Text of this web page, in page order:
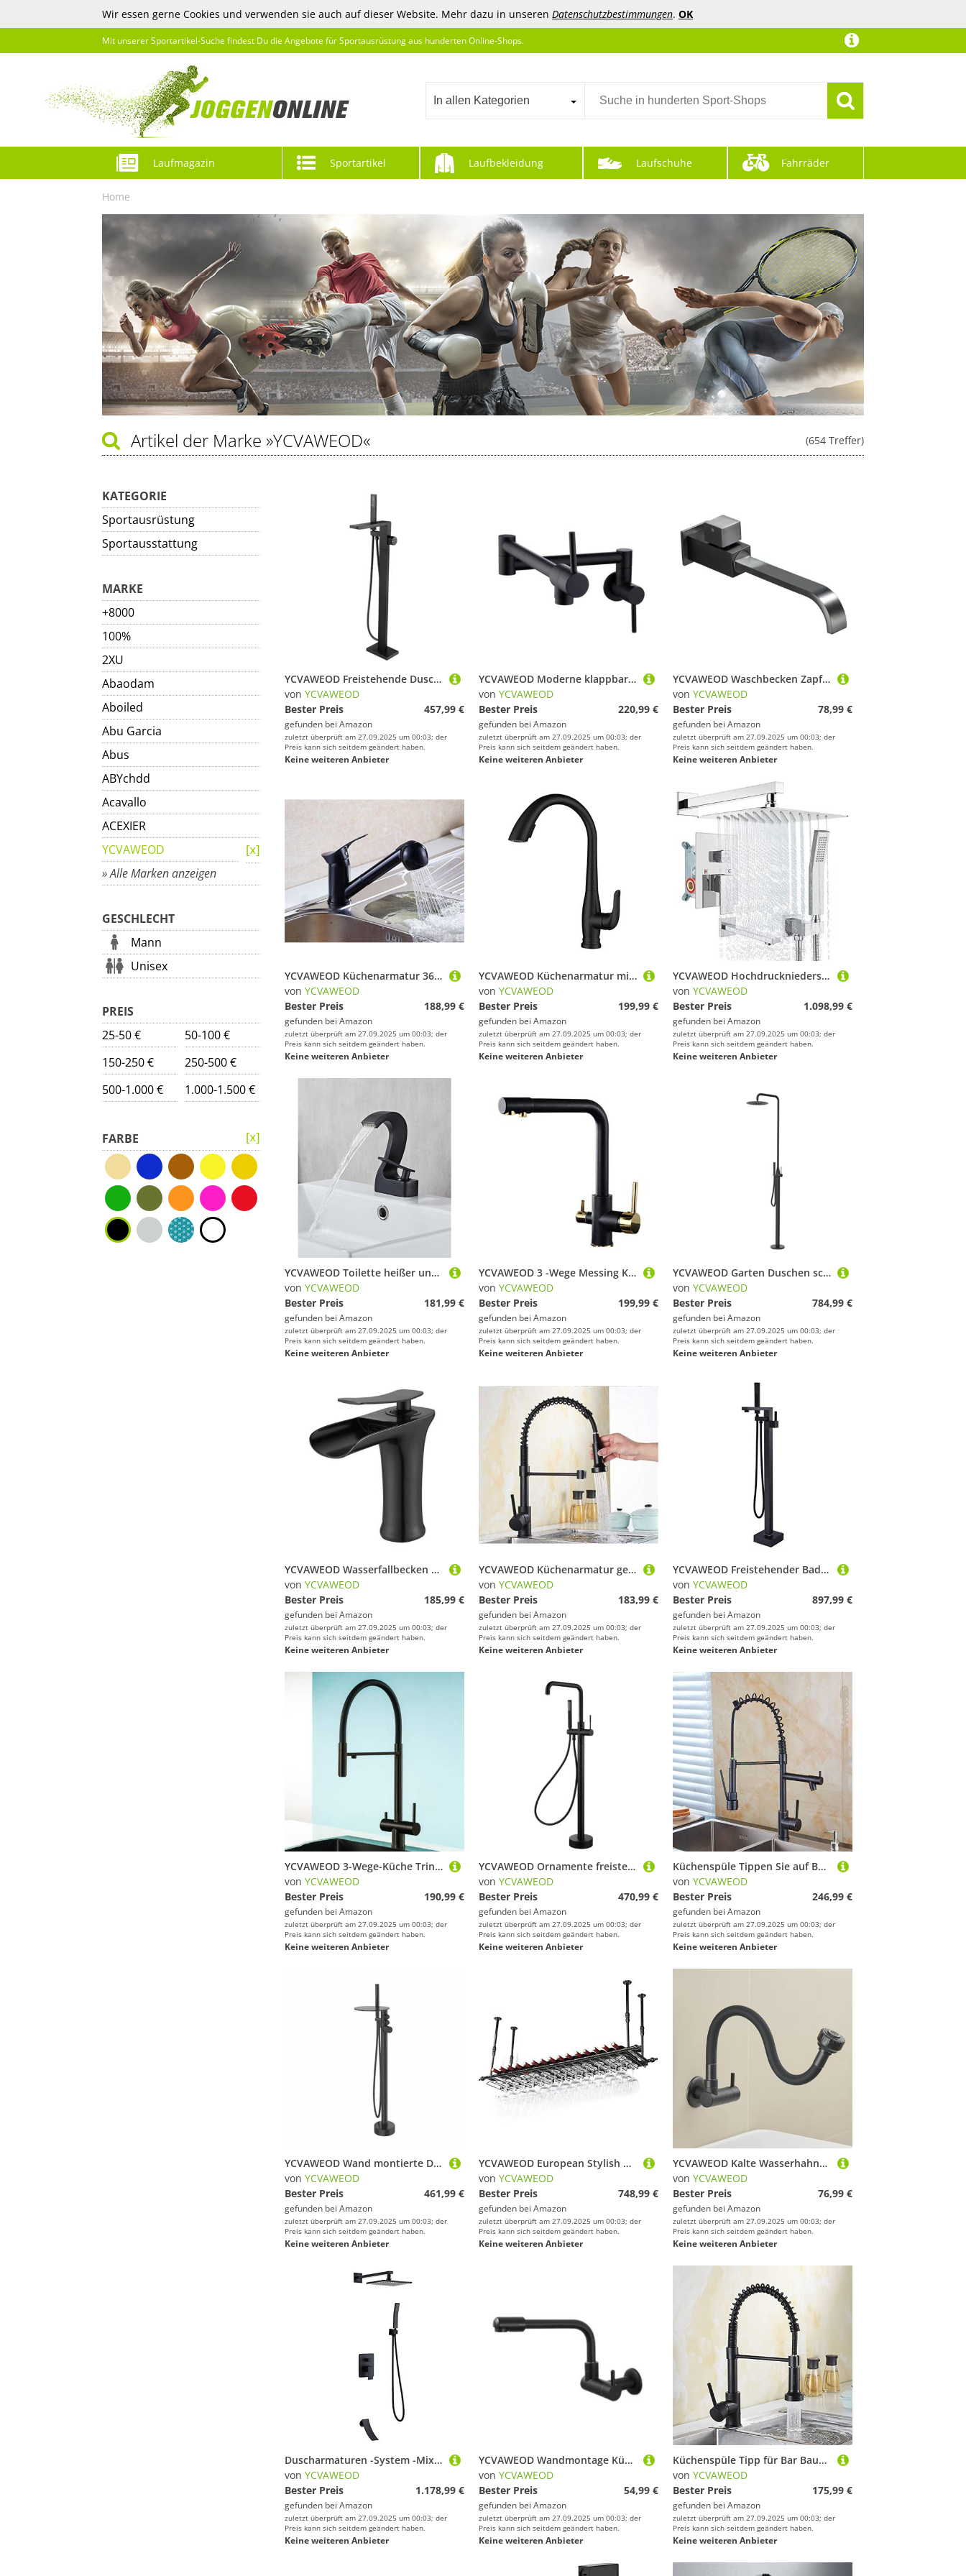
Wir essen gerne Cookies und verwenden sie auch auf dieser Website. Mehr dazu in unseren Datenschutzbestimmungen. OK
Mit unserer Sportartikel-Suche findest Du die Angebote für Sportausrüstung aus hunderten Online-Shops.
In allen Kategorien
Laufmagazin Sportartikel Laufbekleidung Laufschuhe Fahrräder
Home
(654 Treffer)
Artikel der Marke »YCVAWEOD«
KATEGORIE
Sportausrüstung
Sportausstattung
MARKE
+8000
100%
2XU
Abaodam
Aboiled
Abu Garcia
Abus
ABYchdd
Acavallo
ACEXIER
YCVAWEOD
» Alle Marken anzeigen
GESCHLECHT
Mann
Unisex
PREIS
25-50 €
50-100 €
150-250 €
250-500 €
500-1.000 €
1.000-1.500 €
FARBE
YCVAWEOD Freistehende Duschbad Schwarzer Wasserfall Bad Duschmischer Kabel rotierende Einzelhebelmischer Tap Duschkopf und Schlauchset für Badezecke LWX
von YCVAWEOD
Bester Preis
457,99 €
gefunden bei Amazon
zuletzt überprüft am 27.09.2025 um 00:03; der
Preis kann sich seitdem geändert haben.
Keine weiteren Anbieter
YCVAWEOD Moderne klappbare Küchenarmatur-Wandhahnwand montiert Messing Tapt Pot Füllstoff Einkaltes Wasserhlocken Zwei Griffe 360 Drehen Sie im Wandte versteckt (gebürstet) LWX
von YCVAWEOD
Bester Preis
220,99 €
gefunden bei Amazon
zuletzt überprüft am 27.09.2025 um 00:03; der
Preis kann sich seitdem geändert haben.
Keine weiteren Anbieter
YCVAWEOD Waschbecken Zapfhähne für Badezimmerbecken Wasserfall 360 ° Drehung Wasserfall Küchenhahn Küche Küche mit langem Schwenkausgang, schwarz, 26 cm LWX
von YCVAWEOD
Bester Preis
78,99 €
gefunden bei Amazon
zuletzt überprüft am 27.09.2025 um 00:03; der
Preis kann sich seitdem geändert haben.
Keine weiteren Anbieter
YCVAWEOD Küchenarmatur 360 Grad Drehung ausziehen Küchenspüle Wasserhahn Wasser sparen poliertes schwarzes Becken Kranmixer Messing Tap Eingriff Deck montiert, Chrom LWX
von YCVAWEOD
Bester Preis
188,99 €
gefunden bei Amazon
zuletzt überprüft am 27.09.2025 um 00:03; der
Preis kann sich seitdem geändert haben.
Keine weiteren Anbieter
YCVAWEOD Küchenarmatur mit Pull Down Sprühgerät Ausziehen Küchenarmaturen Handelshäfen Moderne Küche Spüle Wasserhahn Heiße und kaltes Wasserdeck aus Edelstahl Waschbecken mit Standardbeschlägen LWX
von YCVAWEOD
Bester Preis
199,99 €
gefunden bei Amazon
zuletzt überprüft am 27.09.2025 um 00:03; der
Preis kann sich seitdem geändert haben.
Keine weiteren Anbieter
YCVAWEOD Hochdruckniederschlag Duschkopf Handheld Duschhead Kombination mit Verstellbarer Verlängerung Arm Wandmontage Duschhahn Set für Badezimmer Home Hotels und Schwimmbäder LWX
von YCVAWEOD
Bester Preis
1.098,99 €
gefunden bei Amazon
zuletzt überprüft am 27.09.2025 um 00:03; der
Preis kann sich seitdem geändert haben.
Keine weiteren Anbieter
YCVAWEOD Toilette heißer und kaltes Wasserhahn, Badezimmerbecken, Wasserfall, Grauer Wasserhahn, weißer Schwan LWX
von YCVAWEOD
Bester Preis
181,99 €
gefunden bei Amazon
zuletzt überprüft am 27.09.2025 um 00:03; der
Preis kann sich seitdem geändert haben.
Keine weiteren Anbieter
YCVAWEOD 3 -Wege Messing Küchenspüle Mixer mit heißem/kaltem rotierenden Griff und Wasserfilterarmatur für direktes Trinken weiß LWX
von YCVAWEOD
Bester Preis
199,99 €
gefunden bei Amazon
zuletzt überprüft am 27.09.2025 um 00:03; der
Preis kann sich seitdem geändert haben.
Keine weiteren Anbieter
YCVAWEOD Garten Duschen schwarzer Duschkopf im Freien und Schlauch Set Niederschlag Gartendusche für Hinterhof Pool Beach im Freien LWX
von YCVAWEOD
Bester Preis
784,99 €
gefunden bei Amazon
zuletzt überprüft am 27.09.2025 um 00:03; der
Preis kann sich seitdem geändert haben.
Keine weiteren Anbieter
YCVAWEOD Wasserfallbecken Wasserhahn Toilette Badezimmerschalter Becken Heißer und kaltes Wasserhahn, Platinum LWX
von YCVAWEOD
Bester Preis
185,99 €
gefunden bei Amazon
zuletzt überprüft am 27.09.2025 um 00:03; der
Preis kann sich seitdem geändert haben.
Keine weiteren Anbieter
YCVAWEOD Küchenarmatur gebürstet Nickel ∕ Schwarzer Wasserhahn ausziehen Torneira rund umdrehen drehen Schwenk 2 Funktion Wasserauslassmischhahn mit Belüftungsdeck, Schwarz, Schwarz LWX
von YCVAWEOD
Bester Preis
183,99 €
gefunden bei Amazon
zuletzt überprüft am 27.09.2025 um 00:03; der
Preis kann sich seitdem geändert haben.
Keine weiteren Anbieter
YCVAWEOD Freistehender Badewanne Wasserhahn, quadratischer Eingriff Wasserfall Ausstrahlwanne Füllstillst LWX
von YCVAWEOD
Bester Preis
897,99 €
gefunden bei Amazon
zuletzt überprüft am 27.09.2025 um 00:03; der
Preis kann sich seitdem geändert haben.
Keine weiteren Anbieter
YCVAWEOD 3-Wege-Küche Trinken Wasserhähne Mischmischer Doppelgriff Edelstahlschwarz LWX
von YCVAWEOD
Bester Preis
190,99 €
gefunden bei Amazon
zuletzt überprüft am 27.09.2025 um 00:03; der
Preis kann sich seitdem geändert haben.
Keine weiteren Anbieter
YCVAWEOD Ornamente freistehende Badewanne Wasserhahn, Bademontage EIN Griff Badewanne Wasserhahn mit Handdusche und Schwenkwanne Spout, LWX
von YCVAWEOD
Bester Preis
470,99 €
gefunden bei Amazon
zuletzt überprüft am 27.09.2025 um 00:03; der
Preis kann sich seitdem geändert haben.
Keine weiteren Anbieter
Küchenspüle Tippen Sie auf Bar Farmhouse Werbung, Schwarz/Chrom -Messing -Frühlings -Küchenarmaturen, feste Unterstützung 360 Dreh Küchenarmatur, Knopf Dual Ausguss Kran Waschbecken Mixer Taps auf die
von YCVAWEOD
Bester Preis
246,99 €
gefunden bei Amazon
zuletzt überprüft am 27.09.2025 um 00:03; der
Preis kann sich seitdem geändert haben.
Keine weiteren Anbieter
YCVAWEOD Wand montierte Duscharmaturen-Set, Duschkopfset, Wasserfall Bad Duschmischer Hack Schwarz freistehende Bad-Haken-Mixer 360 Grad Drehleiste Tap Bad Badewanne Mixer mit Dusche LWX
von YCVAWEOD
Bester Preis
461,99 €
gefunden bei Amazon
zuletzt überprüft am 27.09.2025 um 00:03; der
Preis kann sich seitdem geändert haben.
Keine weiteren Anbieter
YCVAWEOD European Stylish Hanging Wine Glass Rack verkehrt herumgrotzweinhalter für Tabletop Schwarze 200x30cm kreative Aufbewahrungslösung für Wohnkultur und Unterhaltung LWX
von YCVAWEOD
Bester Preis
748,99 €
gefunden bei Amazon
zuletzt überprüft am 27.09.2025 um 00:03; der
Preis kann sich seitdem geändert haben.
Keine weiteren Anbieter
YCVAWEOD Kalte Wasserhahnwandmontage Black 2 Mode Messing-Black LWX
von YCVAWEOD
Bester Preis
76,99 €
gefunden bei Amazon
zuletzt überprüft am 27.09.2025 um 00:03; der
Preis kann sich seitdem geändert haben.
Keine weiteren Anbieter
Duscharmaturen -System -Mixer -Set, Duschschlitz mit Wasserfall Wanne Ausstrich, Messing 3 Funktion Badezimmer Wasserhahn Dusche Niederschlag, Duschsystem Set mit Handdusche und Duschschlauchkit,
von YCVAWEOD
Bester Preis
1.178,99 €
gefunden bei Amazon
zuletzt überprüft am 27.09.2025 um 00:03; der
Preis kann sich seitdem geändert haben.
Keine weiteren Anbieter
YCVAWEOD Wandmontage Küchenspüle Klopfen 360 ° Rotation kaltes Wasser auf Einzelhahn für Wäschespüle Badezimmer Becken Eingriff G1/2, Chrom, 28 cm LWX
von YCVAWEOD
Bester Preis
54,99 €
gefunden bei Amazon
zuletzt überprüft am 27.09.2025 um 00:03; der
Preis kann sich seitdem geändert haben.
Keine weiteren Anbieter
Küchenspüle Tipp für Bar Bauernhaus Werbung, Küchenspüle Heißer kaltes Wasserhahn, herausziehen Küchenarmatur, Schwarzmischer -Hahn, 360 -Grad -Rotationsstrom -Sprühdüse (Farbe: Gold) die neue LWX
von YCVAWEOD
Bester Preis
175,99 €
gefunden bei Amazon
zuletzt überprüft am 27.09.2025 um 00:03; der
Preis kann sich seitdem geändert haben.
Keine weiteren Anbieter